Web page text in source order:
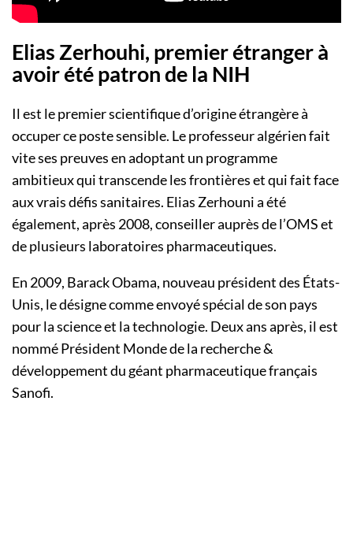
Elias Zerhouhi, premier étranger à
avoir été patron de la NIH
Il est le premier scientifique d’origine étrangère à
occuper ce poste sensible. Le professeur algérien fait
vite ses preuves en adoptant un programme
ambitieux qui transcende les frontières et qui fait face
aux vrais défis sanitaires. Elias Zerhouni a été
également, après 2008, conseiller auprès de l’OMS et
de plusieurs laboratoires pharmaceutiques.
En 2009, Barack Obama, nouveau président des États-
Unis, le désigne comme envoyé spécial de son pays
pour la science et la technologie. Deux ans après, il est
nommé Président Monde de la recherche &
développement du géant pharmaceutique français
Sanofi.